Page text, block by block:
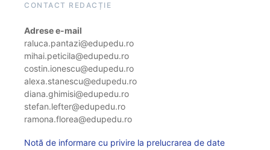
CONTACT REDACȚIE
Adrese e-mail
raluca.pantazi@edupedu.ro
mihai.peticila@edupedu.ro
costin.ionescu@edupedu.ro
alexa.stanescu@edupedu.ro
diana.ghimisi@edupedu.ro
stefan.lefter@edupedu.ro
ramona.florea@edupedu.ro
Notă de informare cu privire la prelucrarea de date